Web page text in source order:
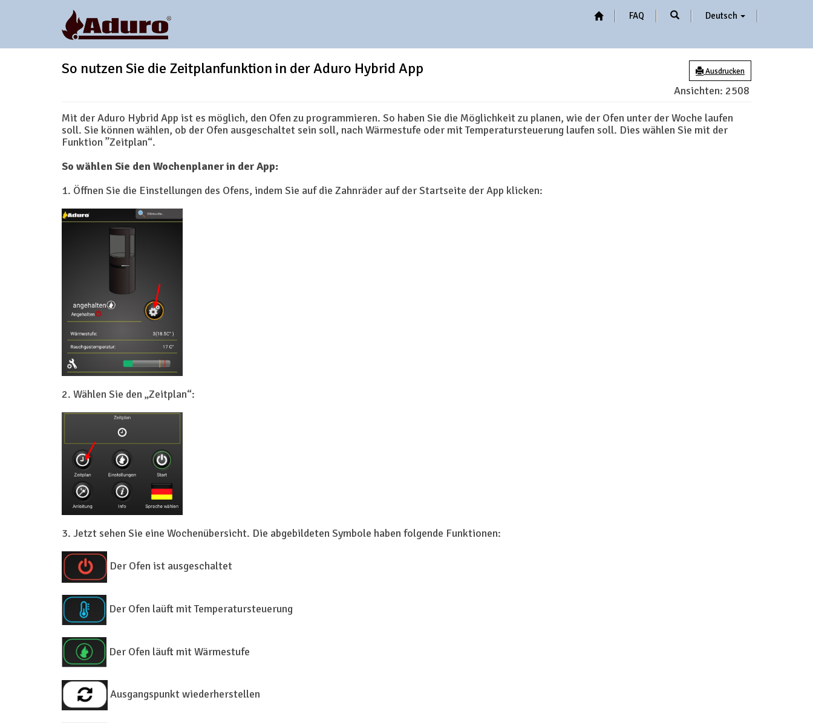
FAQ Deutsch
Ausdrucken
So nutzen Sie die Zeitplanfunktion in der Aduro Hybrid App
Ansichten: 2508
Mit der Aduro Hybrid App ist es möglich, den Ofen zu programmieren. So haben Sie die Möglichkeit zu planen, wie der Ofen unter der Woche laufen
soll. Sie können wählen, ob der Ofen ausgeschaltet sein soll, nach Wärmestufe oder mit Temperatursteuerung laufen soll. Dies wählen Sie mit der
Funktion ”Zeitplan“.
So wählen Sie den Wochenplaner in der App:
1. Öffnen Sie die Einstellungen des Ofens, indem Sie auf die Zahnräder auf der Startseite der App klicken:
2. Wählen Sie den „Zeitplan“:
3. Jetzt sehen Sie eine Wochenübersicht. Die abgebildeten Symbole haben folgende Funktionen:
Der Ofen ist ausgeschaltet
Der Ofen laüft mit Temperatursteuerung
Der Ofen läuft mit Wärmestufe
Ausgangspunkt wiederherstellen